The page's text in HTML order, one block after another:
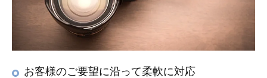
お客様のご要望に沿って柔軟に対応